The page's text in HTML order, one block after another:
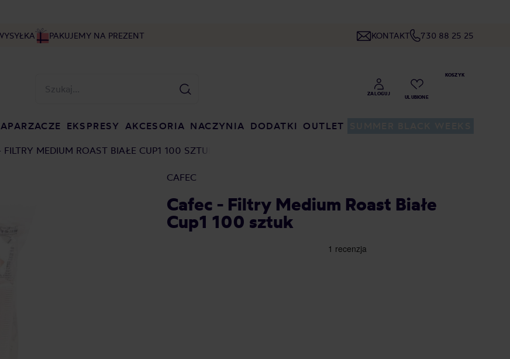
PAKUJEMY NA PREZENT KONTAKT 730 88 25 25
EKSPRESY AKCESORIA NACZYNIA DODATKI OUTLET
FILTRY MEDIUM ROAST BIAŁE CUP1 100 SZTUK
CAFEC
Cafec - Filtry Medium Roast Białe
Cup1 100 sztuk